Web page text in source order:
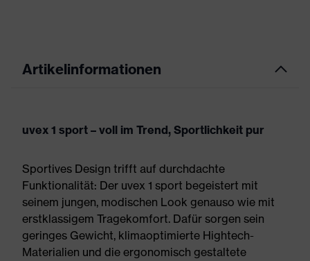
Artikelinformationen
uvex 1 sport – voll im Trend, Sportlichkeit pur
Sportives Design trifft auf durchdachte
Funktionalität: Der uvex 1 sport begeistert mit
seinem jungen, modischen Look genauso wie mit
erstklassigem Tragekomfort. Dafür sorgen sein
geringes Gewicht, klimaoptimierte Hightech-
Materialien und die ergonomisch gestaltete